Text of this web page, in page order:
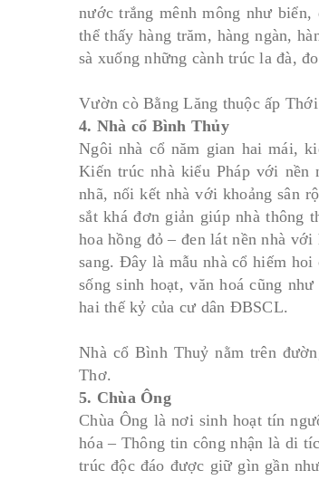
nước trắng mênh mông như
thể thấy hàng trăm, hàng ngàn,
sà xuống những cành trúc la đà,
Vườn cò Bằng Lăng thuộc ấp
4. Nhà cổ Bình Thủy
Ngôi nhà cổ năm gian hai mái,
Kiến trúc nhà kiểu Pháp với nền
nhã, nối kết nhà với khoảng sân
sắt khá đơn giản giúp nhà thông
hoa hồng đỏ – đen lát nền nhà
sang. Ðây là mẫu nhà cổ hiếm
sống sinh hoạt, văn hoá cũng
hai thế kỷ của cư dân ÐBSCL.
Nhà cổ Bình Thuỷ nằm trên
Thơ.
5. Chùa Ông
Chùa Ông là nơi sinh hoạt tín
hóa – Thông tin công nhận là di
trúc độc đáo được giữ gìn gần
đạo Phật Việt 7 ngôi chùa nên